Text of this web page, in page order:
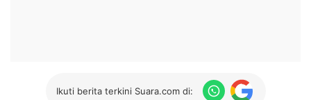
Ikuti berita terkini Suara.com di: